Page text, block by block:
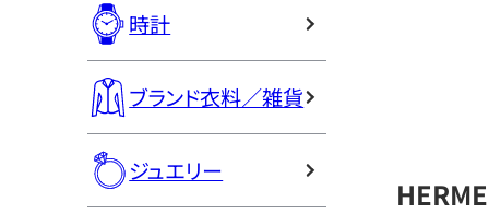
時計
ブランド衣料／雑貨
ジュエリー